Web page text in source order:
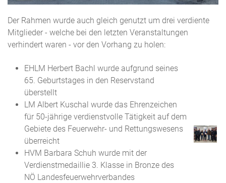
Der Rahmen wurde auch gleich genutzt um drei verdiente
Mitglieder - welche bei den letzten Veranstaltungen
verhindert waren - vor den Vorhang zu holen:
EHLM Herbert Bachl wurde aufgrund seines
65. Geburtstages in den Reservstand
überstellt
LM Albert Kuschal wurde das Ehrenzeichen
für 50-jährige verdienstvolle Tätigkeit auf dem
Gebiete des Feuerwehr- und Rettungswesens
überreicht
HVM Barbara Schuh wurde mit der
Verdienstmedaillie 3. Klasse in Bronze des
NÖ Landesfeuerwehrverbandes